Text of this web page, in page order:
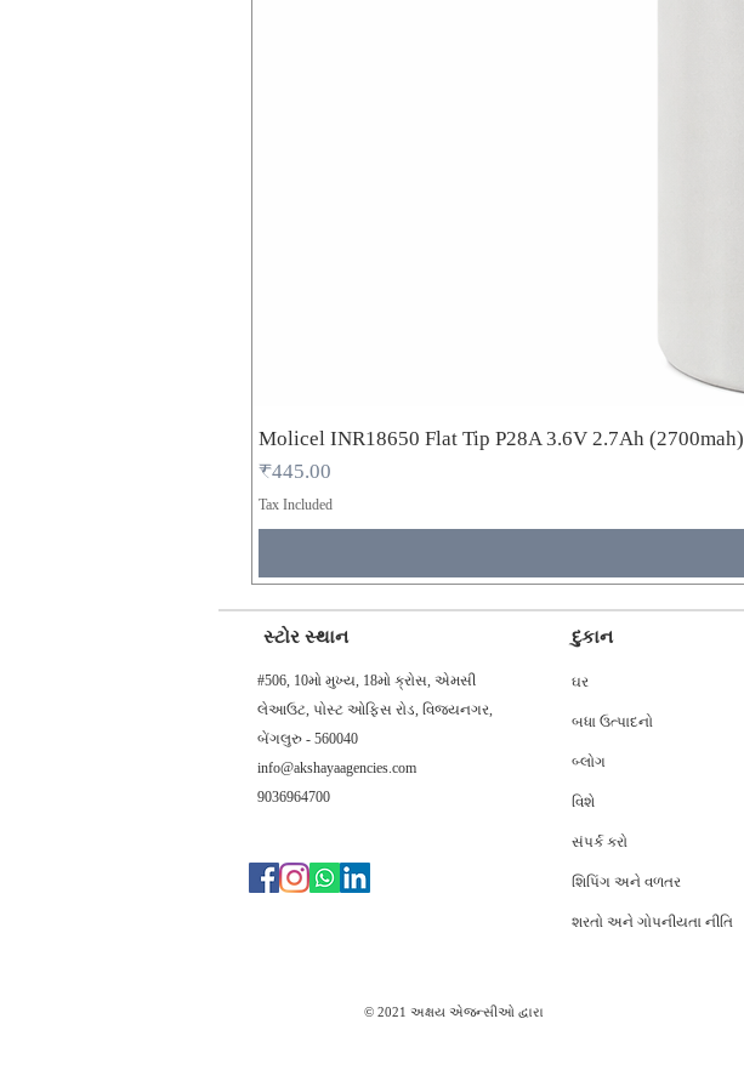
Molicel INR18650 Flat Tip P28A 3.6V 2.7Ah (2700mah)
Price
₹445.00
Tax Included
સ્ટોર સ્થાન
#506, 10મો મુખ્ય, 18મો ક્રોસ, એમસી
લેઆઉટ, પોસ્ટ ઓફિસ રોડ, વિજયનગર,
બેંગલુરુ - 560040
info@akshayaagencies.com
9036964700
દુકાન
ઘર
બધા ઉત્પાદનો
બ્લોગ
વિશે
સંપર્ક કરો
શિપિંગ અને વળતર
શરતો અને ગોપનીયતા નીતિ
© 2021 અક્ષય એજન્સીઓ દ્વારા